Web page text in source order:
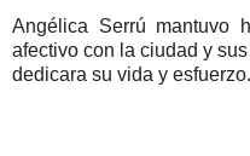
Angélica Serrú mantuvo
afectivo con la ciudad y
dedicara su vida y esfuerzo.